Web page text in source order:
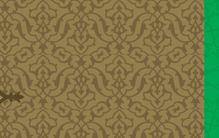
رفتن به محتوای اصلی